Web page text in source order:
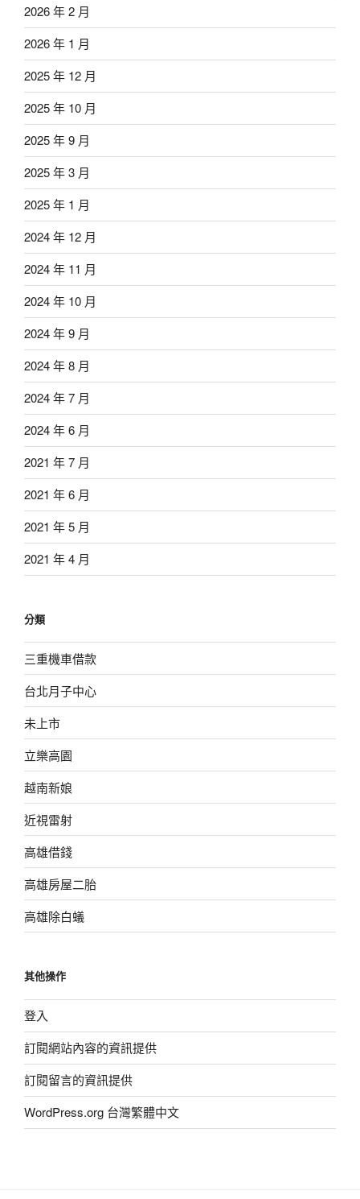
2026 年 2 月
2026 年 1 月
2025 年 12 月
2025 年 10 月
2025 年 9 月
2025 年 3 月
2025 年 1 月
2024 年 12 月
2024 年 11 月
2024 年 10 月
2024 年 9 月
2024 年 8 月
2024 年 7 月
2024 年 6 月
2021 年 7 月
2021 年 6 月
2021 年 5 月
2021 年 4 月
分類
三重機車借款
台北月子中心
未上市
立樂高園
越南新娘
近視雷射
高雄借錢
高雄房屋二胎
高雄除白蟻
其他操作
登入
訂閱網站內容的資訊提供
訂閱留言的資訊提供
WordPress.org 台灣繁體中文